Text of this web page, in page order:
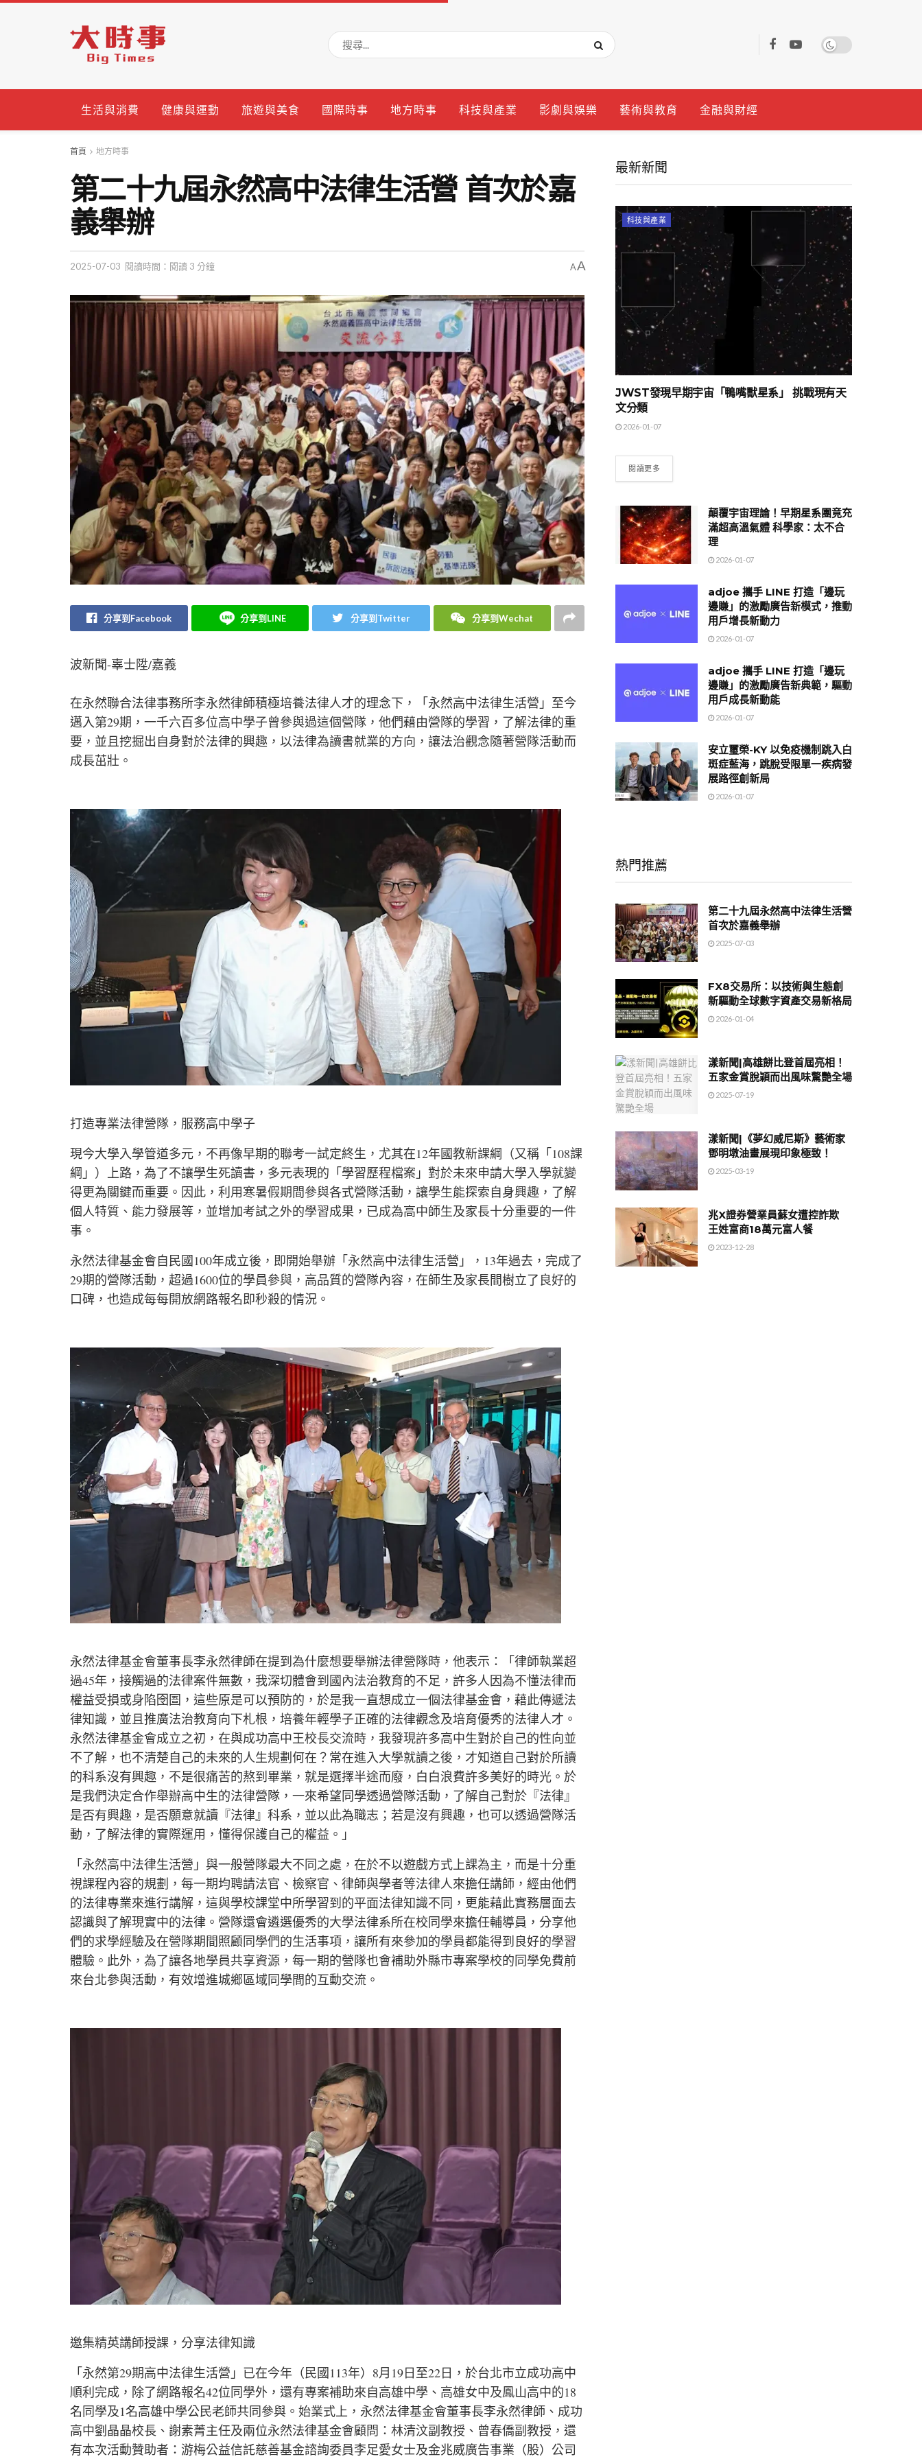
生活與消費 健康與運動 旅遊與美食 國際時事 地方時事 科技與產業 影劇與娛樂 藝術與教育 金融與財經
首頁 地方時事
第二十九屆永然高中法律生活營 首次於嘉
義舉辦
2025-07-03 閱讀時間：閱讀 3 分鐘 AA
分享到Facebook 分享到LINE 分享到Twitter 分享到Wechat
波新聞-辜士陞/嘉義
在永然聯合法律事務所李永然律師積極培養法律人才的理念下，「永然高中法律生活營」至今
邁入第29期，一千六百多位高中學子曾參與過這個營隊，他們藉由營隊的學習，了解法律的重
要，並且挖掘出自身對於法律的興趣，以法律為讀書就業的方向，讓法治觀念隨著營隊活動而
成長茁壯。
打造專業法律營隊，服務高中學子
現今大學入學管道多元，不再像早期的聯考一試定終生，尤其在12年國教新課綱（又稱「108課
綱」）上路，為了不讓學生死讀書，多元表現的「學習歷程檔案」對於未來申請大學入學就變
得更為關鍵而重要。因此，利用寒暑假期間參與各式營隊活動，讓學生能探索自身興趣，了解
個人特質、能力發展等，並增加考試之外的學習成果，已成為高中師生及家長十分重要的一件
事。
永然法律基金會自民國100年成立後，即開始舉辦「永然高中法律生活營」，13年過去，完成了
29期的營隊活動，超過1600位的學員參與，高品質的營隊內容，在師生及家長間樹立了良好的
口碑，也造成每每開放網路報名即秒殺的情況。
永然法律基金會董事長李永然律師在提到為什麼想要舉辦法律營隊時，他表示：「律師執業超
過45年，接觸過的法律案件無數，我深切體會到國內法治教育的不足，許多人因為不懂法律而
權益受損或身陷囹圄，這些原是可以預防的，於是我一直想成立一個法律基金會，藉此傳遞法
律知識，並且推廣法治教育向下札根，培養年輕學子正確的法律觀念及培育優秀的法律人才。
永然法律基金會成立之初，在與成功高中王校長交流時，我發現許多高中生對於自己的性向並
不了解，也不清楚自己的未來的人生規劃何在？常在進入大學就讀之後，才知道自己對於所讀
的科系沒有興趣，不是很痛苦的熬到畢業，就是選擇半途而廢，白白浪費許多美好的時光。於
是我們決定合作舉辦高中生的法律營隊，一來希望同學透過營隊活動，了解自己對於『法律』
是否有興趣，是否願意就讀『法律』科系，並以此為職志；若是沒有興趣，也可以透過營隊活
動，了解法律的實際運用，懂得保護自己的權益。」
「永然高中法律生活營」與一般營隊最大不同之處，在於不以遊戲方式上課為主，而是十分重
視課程內容的規劃，每一期均聘請法官、檢察官、律師與學者等法律人來擔任講師，經由他們
的法律專業來進行講解，這與學校課堂中所學習到的平面法律知識不同，更能藉此實務層面去
認識與了解現實中的法律。營隊還會遴選優秀的大學法律系所在校同學來擔任輔導員，分享他
們的求學經驗及在營隊期間照顧同學們的生活事項，讓所有來參加的學員都能得到良好的學習
體驗。此外，為了讓各地學員共享資源，每一期的營隊也會補助外縣市專案學校的同學免費前
來台北參與活動，有效增進城鄉區域同學間的互動交流。
邀集精英講師授課，分享法律知識
「永然第29期高中法律生活營」已在今年（民國113年）8月19日至22日，於台北市立成功高中
順利完成，除了網路報名42位同學外，還有專案補助來自高雄中學、高雄女中及鳳山高中的18
名同學及1名高雄中學公民老師共同參與。始業式上，永然法律基金會董事長李永然律師、成功
高中劉晶晶校長、謝素菁主任及兩位永然法律基金會顧問：林清汶副教授、曾春僑副教授，還
有本次活動贊助者：游梅公益信託慈善基金諮詢委員李足愛女士及金兆威廣告事業（股）公司
最新新聞
科技與產業
JWST發現早期宇宙「鴨嘴獸星系」 挑戰現有天
文分類
2026-01-07
閱讀更多
顛覆宇宙理論！早期星系團竟充
滿超高溫氣體 科學家：太不合
理
2026-01-07
adjoe 攜手 LINE 打造「邊玩
邊賺」的激勵廣告新模式，推動
用戶增長新動力
2026-01-07
adjoe 攜手 LINE 打造「邊玩
邊賺」的激勵廣告新典範，驅動
用戶成長新動能
2026-01-07
安立璽榮-KY 以免疫機制跳入白
斑症藍海，跳脫受限單一疾病發
展路徑創新局
2026-01-07
熱門推薦
第二十九屆永然高中法律生活營
首次於嘉義舉辦
2025-07-03
FX8交易所：以技術與生態創
新驅動全球數字資產交易新格局
2026-01-04
漾新聞|高雄餅比登首屆亮相！
五家金賞脫穎而出風味驚艷全場
2025-07-19
漾新聞|《夢幻威尼斯》藝術家
鄧明墩油畫展現印象極致！
2025-03-19
兆X證券營業員蘇女遭控詐欺
王姓富商18萬元富人餐
2023-12-28